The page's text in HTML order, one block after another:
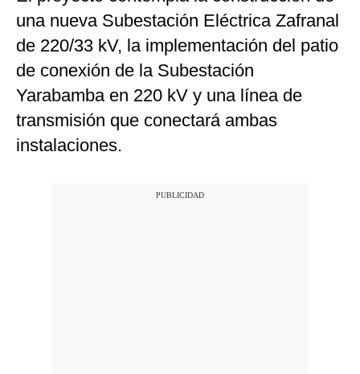
una nueva Subestación Eléctrica Zafranal
de 220/33 kV, la implementación del patio
de conexión de la Subestación
Yarabamba en 220 kV y una línea de
transmisión que conectará ambas
instalaciones.